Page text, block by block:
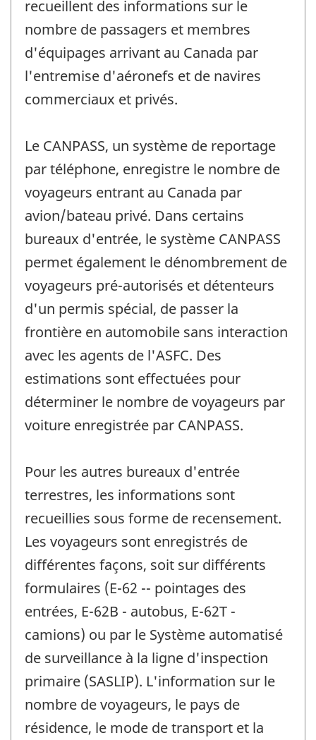
recueillent des informations sur le
nombre de passagers et membres
d'équipages arrivant au Canada par
l'entremise d'aéronefs et de navires
commerciaux et privés.
Le CANPASS, un système de reportage
par téléphone, enregistre le nombre de
voyageurs entrant au Canada par
avion/bateau privé. Dans certains
bureaux d'entrée, le système CANPASS
permet également le dénombrement de
voyageurs pré-autorisés et détenteurs
d'un permis spécial, de passer la
frontière en automobile sans interaction
avec les agents de l'ASFC. Des
estimations sont effectuées pour
déterminer le nombre de voyageurs par
voiture enregistrée par CANPASS.
Pour les autres bureaux d'entrée
terrestres, les informations sont
recueillies sous forme de recensement.
Les voyageurs sont enregistrés de
différentes façons, soit sur différents
formulaires (E-62 -- pointages des
entrées, E-62B - autobus, E-62T -
camions) ou par le Système automatisé
de surveillance à la ligne d'inspection
primaire (SASLIP). L'information sur le
nombre de voyageurs, le pays de
résidence, le mode de transport et la